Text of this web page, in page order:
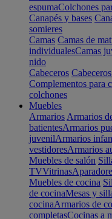
espumaColchones
Canapés y bases
somieres
Camas Camas de
individualesCamas
nido
Cabeceros
Complementos para
colchones
Muebles
Armarios Armarios
batientesArmarios
juvenilArmarios
vestidoresArmarios
Muebles de salón
TVVitrinas
Muebles de cocina
de cocinaMesas y
cocinaArmarios de
completasCocinas a